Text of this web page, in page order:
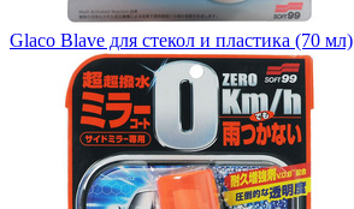
Glaco Blave для стекол и пластика (70 мл)